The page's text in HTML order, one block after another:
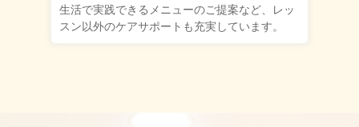
生活で実践できるメニューのご提案など、レッ
スン以外のケアサポートも充実しています。